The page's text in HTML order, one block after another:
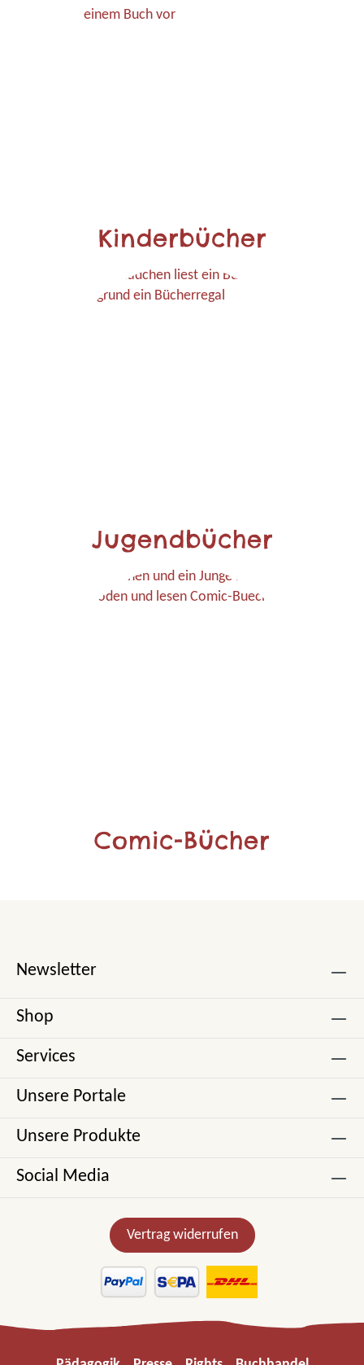
Kinderbücher
Jugendbücher
Comic-Bücher
Newsletter
Shop
Services
Unsere Portale
Unsere Produkte
Social Media
Vertrag widerrufen